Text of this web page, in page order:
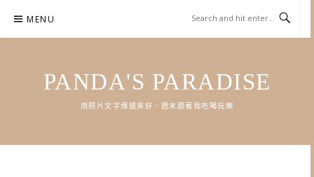
content
MENU
PANDA'S PARADISE
用照片文字傳遞美好．週末跟著我吃喝玩樂